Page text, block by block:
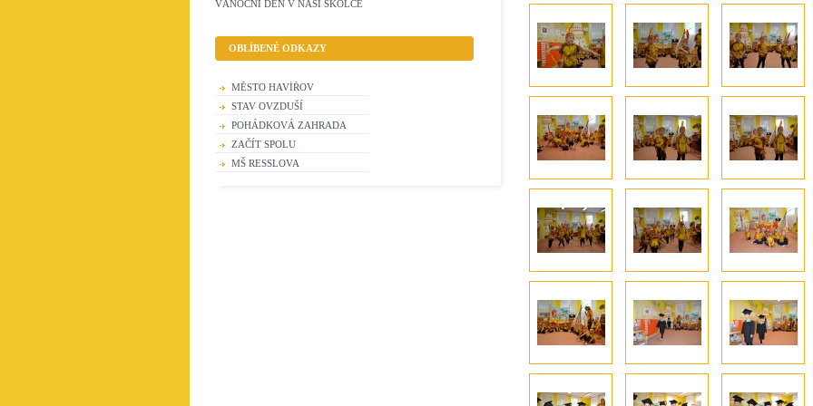
VÁNOČNÍ DEN V NAŠÍ ŠKOLCE
OBLÍBENÉ ODKAZY
MĚSTO HAVÍŘOV
STAV OVZDUŠÍ
POHÁDKOVÁ ZAHRADA
ZAČÍT SPOLU
MŠ RESSLOVA